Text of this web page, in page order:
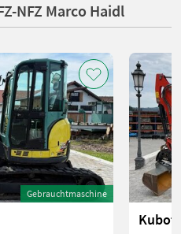
NFZ Marco Haidl
Gebrauchtmaschine